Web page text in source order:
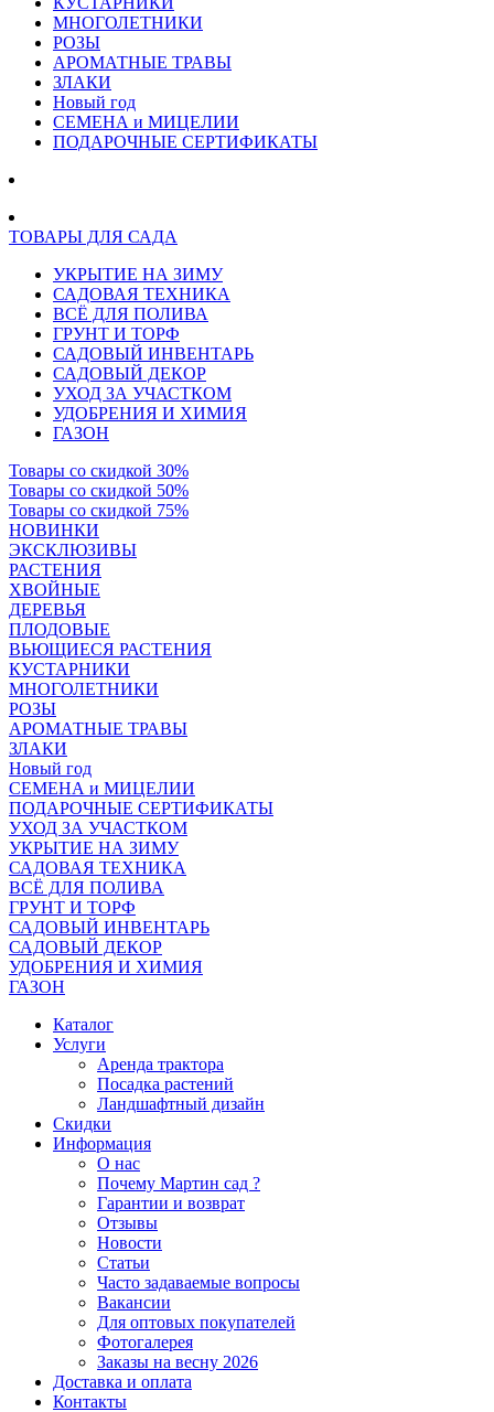
МНОГОЛЕТНИКИ
РОЗЫ
АРОМАТНЫЕ ТРАВЫ
ЗЛАКИ
Новый год
СЕМЕНА и МИЦЕЛИИ
ПОДАРОЧНЫЕ СЕРТИФИКАТЫ
ТОВАРЫ ДЛЯ САДА
УКРЫТИЕ НА ЗИМУ
САДОВАЯ ТЕХНИКА
ВСЁ ДЛЯ ПОЛИВА
ГРУНТ И ТОРФ
САДОВЫЙ ИНВЕНТАРЬ
САДОВЫЙ ДЕКОР
УХОД ЗА УЧАСТКОМ
УДОБРЕНИЯ И ХИМИЯ
ГАЗОН
Товары со скидкой 30%
Товары со скидкой 50%
Товары со скидкой 75%
НОВИНКИ
ЭКСКЛЮЗИВЫ
РАСТЕНИЯ
ХВОЙНЫЕ
ДЕРЕВЬЯ
ПЛОДОВЫЕ
ВЬЮЩИЕСЯ РАСТЕНИЯ
КУСТАРНИКИ
МНОГОЛЕТНИКИ
РОЗЫ
АРОМАТНЫЕ ТРАВЫ
ЗЛАКИ
Новый год
СЕМЕНА и МИЦЕЛИИ
ПОДАРОЧНЫЕ СЕРТИФИКАТЫ
УХОД ЗА УЧАСТКОМ
УКРЫТИЕ НА ЗИМУ
САДОВАЯ ТЕХНИКА
ВСЁ ДЛЯ ПОЛИВА
ГРУНТ И ТОРФ
САДОВЫЙ ИНВЕНТАРЬ
САДОВЫЙ ДЕКОР
УДОБРЕНИЯ И ХИМИЯ
ГАЗОН
Каталог
Услуги
Аренда трактора
Посадка растений
Ландшафтный дизайн
Скидки
Информация
О нас
Почему Мартин сад ?
Гарантии и возврат
Отзывы
Новости
Статьи
Часто задаваемые вопросы
Вакансии
Для оптовых покупателей
Фотогалерея
Заказы на весну 2026
Доставка и оплата
Контакты